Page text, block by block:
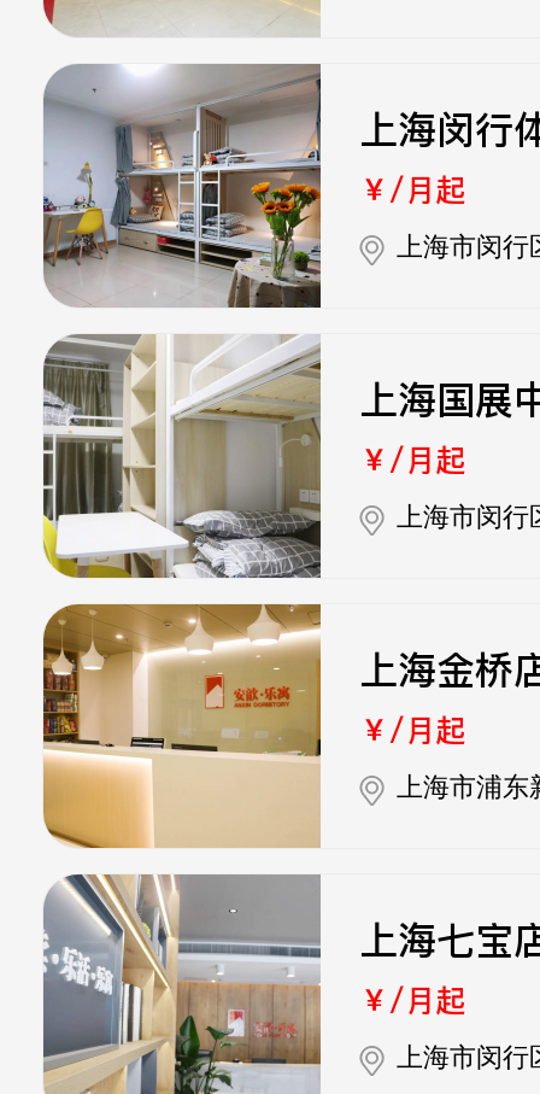
上海闵行
￥/月起
上海市闵行
上海国展
￥/月起
上海市闵行
上海金桥
￥/月起
上海市浦东
上海七宝
￥/月起
上海市闵行